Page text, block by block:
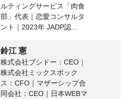
ルティングサービス「肉食
部」代表｜恋愛コンサルタ
ント｜2023年 JADP認...
鈴江 憲
株式会社ブシドー：CEO｜
株式会社ミックスボック
ス：CFO｜マザーシップ合
同会社：CEO｜日本WEBマ